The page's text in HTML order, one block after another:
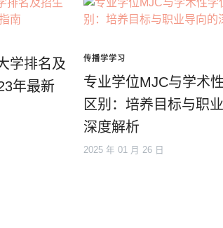
学排名及
年最新
传播学学习
专业学位MJC与学术
区别：培养目标与职
深度解析
2025 年 01 月 26 日